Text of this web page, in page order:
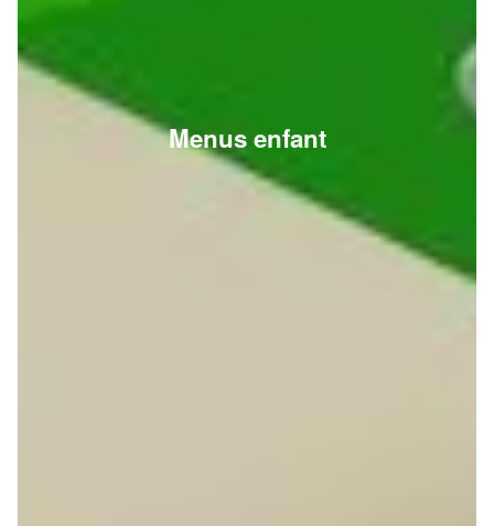
Menus enfant